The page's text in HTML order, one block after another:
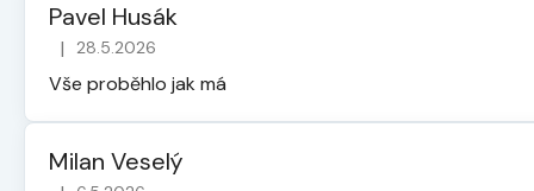
Pavel Husák
Hodnocení obchodu je 5 z 5 hvězdiček.
| 28.5.2026
Vše proběhlo jak má
Milan Veselý